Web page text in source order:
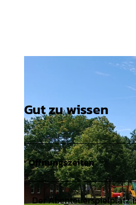
Gut zu wissen
Öffnungszeiten
Der Abenteuerspielplatz